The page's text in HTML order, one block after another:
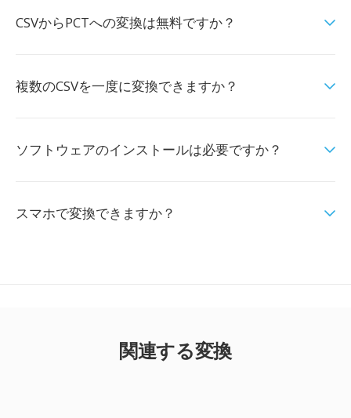
CSVからPCTへの変換は無料ですか？
複数のCSVを一度に変換できますか？
ソフトウェアのインストールは必要ですか？
スマホで変換できますか？
関連する変換